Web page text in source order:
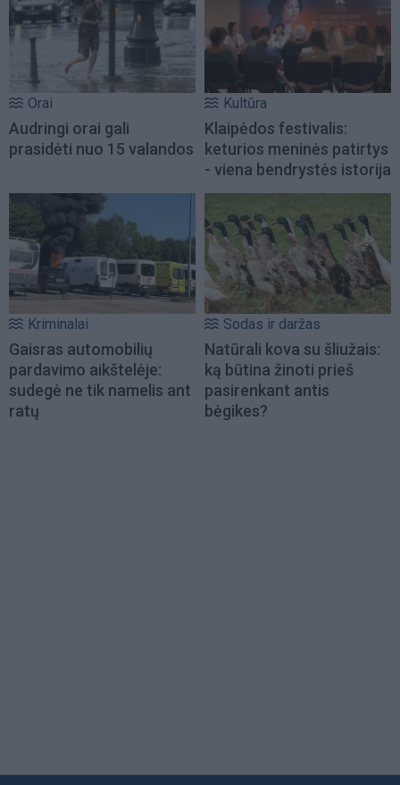
Orai
Audringi orai gali
prasidėti nuo 15 valandos
Kultūra
Klaipėdos festivalis:
keturios meninės patirtys
- viena bendrystės istorija
Kriminalai
Gaisras automobilių
pardavimo aikštelėje:
sudegė ne tik namelis ant
ratų
Sodas ir daržas
Natūrali kova su šliužais:
ką būtina žinoti prieš
pasirenkant antis
bėgikes?